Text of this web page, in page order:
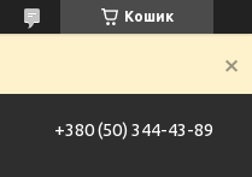
Кошик
+380 (50) 344-43-89